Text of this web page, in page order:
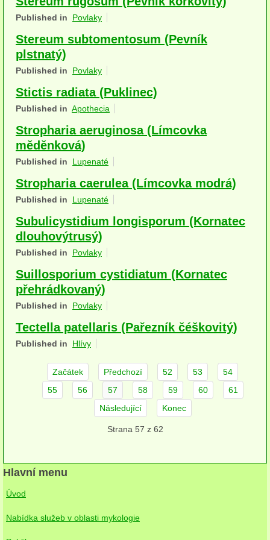
Houby (Fotogalerie)
podle typu plodnic
Apothecia
na dřevě
mykorhizni
terestrické saprotrofní
fungikolní
šišky, plody, květy
lichenizované
herbikolní-dvouděložné
herbikolní-jednoděložné
herbikolní-kapraďorosty
Perithecia nestromatická
Published in Povlaky
Stereum subtomentosum (Pevník
plstnatý)
Published in Povlaky
Stictis radiata (Puklinec)
Published in Apothecia
Stropharia aeruginosa (Límcovka
měděnková)
Published in Lupenaté
Stropharia caerulea (Límcovka modrá)
Published in Lupenaté
Subulicystidium longisporum (Kornatec
dlouhovýtrusý)
Published in Povlaky
Suillosporium cystidiatum (Kornatec
přehrádkovaný)
Published in Povlaky
Tectella patellaris (Pařezník čéškovitý)
Published in Hlívy
Začátek Předchozí 52 53
54
55
56 57 58 59 60
61
Následující
Konec
Strana 57 z 62
Hlavní menu
Úvod
Nabídka služeb v oblasti mykologie